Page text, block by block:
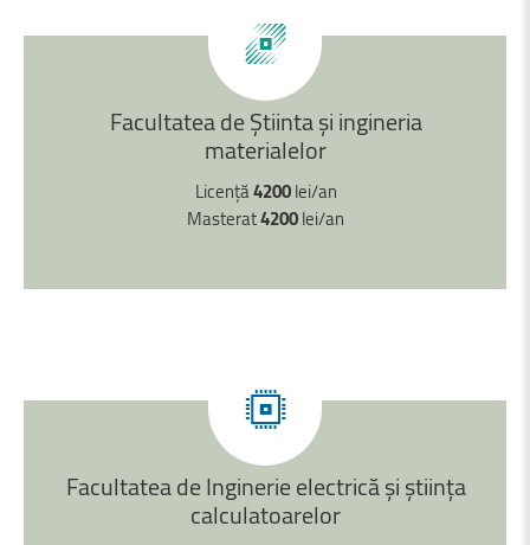
FacultateadeȘtiintașiingineria
materialelor
Licență4200lei/an
Masterat4200lei/an
FacultateadeInginerieelectricăşiștiinţa
calculatoarelor